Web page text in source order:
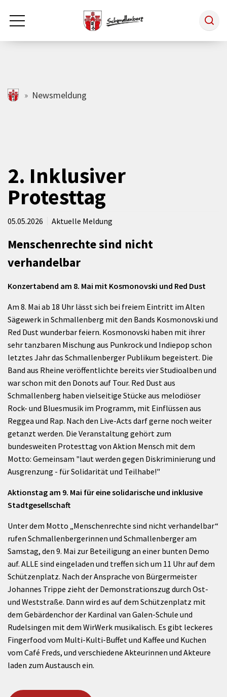
Zum Hauptinhalt springen
Rathaus & Politik
Freizeit & Kultur
Wirtschaft
schmallenberg.de
Newsmeldung
2. Inklusiver
Protesttag
05.05.2026 Aktuelle Meldung
Menschenrechte sind nicht
verhandelbar
Konzertabend am 8. Mai mit Kosmonovski und Red Dust
Am 8. Mai ab 18 Uhr lässt sich bei freiem Eintritt im Alten
Sägewerk in Schmallenberg mit den Bands Kosmonovski und
Red Dust wunderbar feiern. Kosmonovski haben mit ihrer
sehr tanzbaren Mischung aus Punkrock und Indiepop schon
letztes Jahr das Schmallenberger Publikum begeistert. Die
Band aus Rheine veröffentlichte bereits vier Studioalben und
war schon mit den Donots auf Tour. Red Dust aus
Schmallenberg haben vielseitige Stücke aus melodiöser
Rock- und Bluesmusik im Programm, mit Einflüssen aus
Reggea und Rap. Nach den Live-Acts darf gerne noch weiter
getanzt werden. Die Veranstaltung gehört zum
bundesweiten Protesttag von Aktion Mensch mit dem
Motto: Gemeinsam "laut werden gegen Diskriminierung und
Ausgrenzung - für Solidarität und Teilhabe!"
Aktionstag am 9. Mai für eine solidarische und inklusive
Stadtgesellschaft
Unter dem Motto „Menschenrechte sind nicht verhandelbar“
rufen Schmallenbergerinnen und Schmallenberger am
Samstag, den 9. Mai zur Beteiligung an einer bunten Demo
auf. ALLE sind eingeladen und treffen sich um 11 Uhr auf dem
Schützenplatz. Nach der Ansprache von Bürgermeister
Johannes Trippe zieht der Demonstrationszug durch Ost-
und Weststraße. Dann wird es auf dem Schützenplatz mit
dem Gebärdenchor der Kardinal van Galen-Schule und
Rudelsingen mit dem WirWerk musikalisch. Es gibt leckeres
Fingerfood vom Multi-Kulti-Buffet und Kaffee und Kuchen
vom Café Freds, und verschiedene Akteurinnen und Akteure
laden zum Austausch ein.